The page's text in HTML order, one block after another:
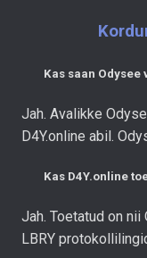
Kas saan
Jah. Avalikke
D4Y.online abil.
Kas D4Y.online
Jah. Toetatud on
LBRY